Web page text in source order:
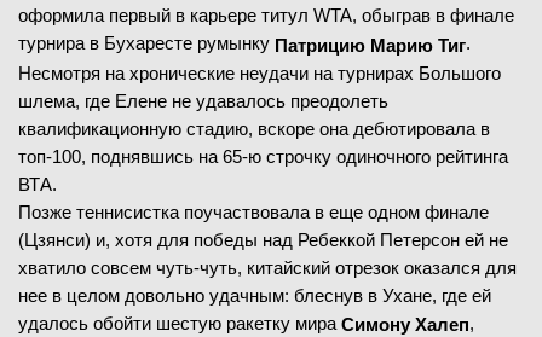
оформила первый в карьере титул WTA, обыграв в финале
турнира в Бухаресте румынку Патрицию Марию Тиг.
Несмотря на хронические неудачи на турнирах Большого
шлема, где Елене не удавалось преодолеть
квалификационную стадию, вскоре она дебютировала в
топ-100, поднявшись на 65-ю строчку одиночного рейтинга
ВТА.
Позже теннисистка поучаствовала в еще одном финале
(Цзянси) и, хотя для победы над Ребеккой Петерсон ей не
хватило совсем чуть-чуть, китайский отрезок оказался для
нее в целом довольно удачным: блеснув в Ухане, где ей
удалось обойти шестую ракетку мира Симону Халеп,